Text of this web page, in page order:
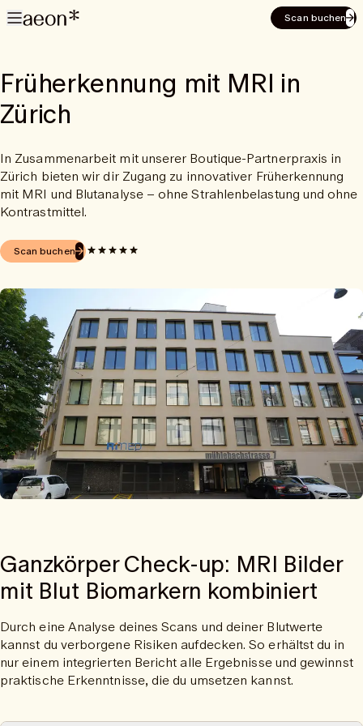
Scan buchen
Früherkennung mit MRI in
Zürich
In Zusammenarbeit mit unserer Boutique-Partnerpraxis in
Zürich bieten wir dir Zugang zu innovativer Früherkennung
mit MRI und Blutanalyse – ohne Strahlenbelastung und ohne
Kontrastmittel.
Scan buchen
Ganzkörper Check-up: MRI Bilder
mit Blut Biomarkern kombiniert
Durch eine Analyse deines Scans und deiner Blutwerte
kannst du verborgene Risiken aufdecken. So erhältst du in
nur einem integrierten Bericht alle Ergebnisse und gewinnst
praktische Erkenntnisse, die du umsetzen kannst.